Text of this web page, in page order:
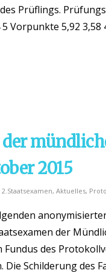
Prüflings.
Vorpunkte 5,92 3,58
2015
2.Staatsexamen, Aktuelles,
der
des
Die Schilderung des